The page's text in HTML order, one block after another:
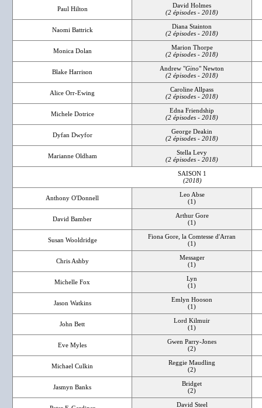
Paul Hilton
David Holmes
(2 épisodes - 2018)
Naomi Battrick
Diana Stainton
(2 épisodes - 2018)
Monica Dolan
Marion Thorpe
(2 épisodes - 2018)
Blake Harrison Andrew "Gino" Newton
(2 épisodes - 2018)
Alice Orr-Ewing
Caroline Allpass
(2 épisodes - 2018)
Michele Dotrice
Edna Friendship
(2 épisodes - 2018)
Dyfan Dwyfor
George Deakin
(2 épisodes - 2018)
Marianne Oldham
Stella Levy
(2 épisodes - 2018)
SAISON 1
(2018)
Anthony O'Donnell
Leo Abse
(1)
David Bamber
Arthur Gore
(1)
Susan Wooldridge
Fiona Gore, la Comtesse d'Arran
(1)
Chris Ashby
Messager
(1)
Michelle Fox
Lyn
(1)
Jason Watkins
Emlyn Hooson
(1)
John Bett
Lord Kilmuir
(1)
Eve Myles
Gwen Parry-Jones
(2)
Michael Culkin
Reggie Maudling
(2)
Jasmyn Banks
Bridget
(2)
David Steel